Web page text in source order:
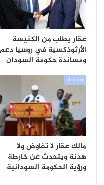
عقار يطلب من الكنيسة
الأرثوذكسية في روسيا دعم
ومساندة حكومة السودان
سياسية
مالك عقار لا تفاوض ولا
هدنة ويتحدث عن خارطة
ورؤية الحكومة السودانية